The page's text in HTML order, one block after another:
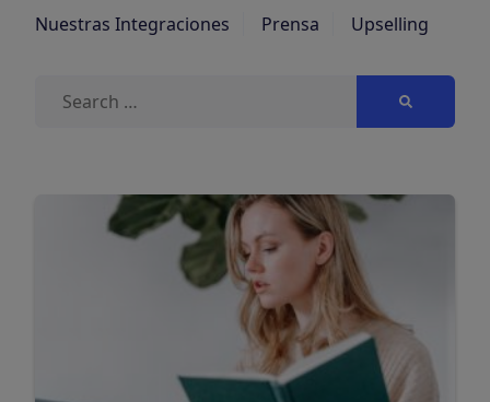
Nuestras Integraciones
Prensa Upselling